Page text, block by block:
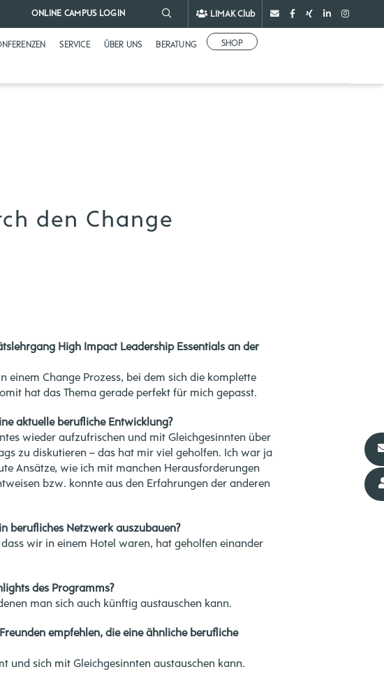
ONLINE CAMPUS LOGIN LIMAK Club
SERVICE ÜBER UNS BERATUNG SHOP
den Change
High Impact Leadership Essentials an der
Change Prozess, bei dem sich die komplette
hat das Thema gerade perfekt für mich gepasst.
aktuelle berufliche Entwicklung?
wieder aufzufrischen und mit Gleichgesinnten über
zu diskutieren – das hat mir viel geholfen. Ich war ja
Ansätze, wie ich mit manchen Herausforderungen
bzw. konnte aus den Erfahrungen der anderen
berufliches Netzwerk auszubauen?
wir in einem Hotel waren, hat geholfen einander
des Programms?
man sich auch künftig austauschen kann.
empfehlen, die eine ähnliche berufliche
und sich mit Gleichgesinnten austauschen kann.